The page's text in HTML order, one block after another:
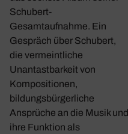
Schubert-
Gesamtaufnahme. Ein
Gespräch über Schubert,
die vermeintliche
Unantastbarkeit von
Kompositionen,
bildungsbürgerliche
Ansprüche an die Musik und
ihre Funktion als